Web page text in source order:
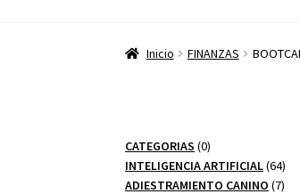
Inicio FINANZAS
CATEGORIAS 00
productos
INTELIGENCIA ARTIFICIAL 6464
ADIESTRAMIENTO CANINO 77